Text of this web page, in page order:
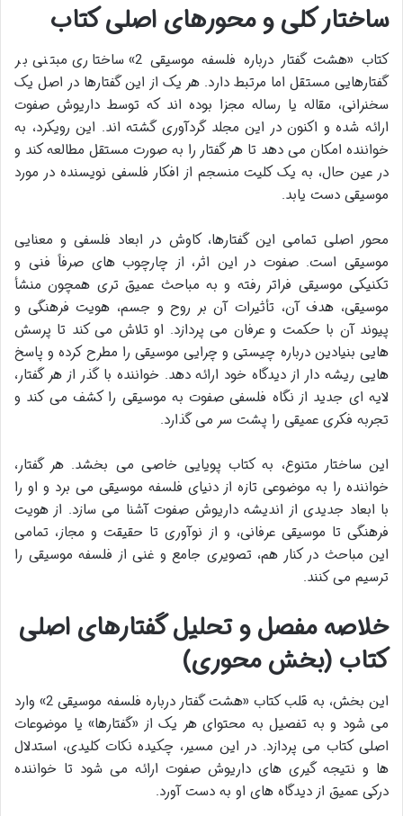
ساختار کلی و محورهای اصلی کتاب
کتاب «هشت گفتار درباره فلسفه موسیقی 2» ساختاری مبتنی بر
گفتارهایی مستقل اما مرتبط دارد. هر یک از این گفتارها در اصل یک
سخنرانی، مقاله یا رساله مجزا بوده اند که توسط داریوش صفوت
ارائه شده و اکنون در این مجلد گردآوری گشته اند. این رویکرد، به
خواننده امکان می دهد تا هر گفتار را به صورت مستقل مطالعه کند و
در عین حال، به یک کلیت منسجم از افکار فلسفی نویسنده در مورد
موسیقی دست یابد.
محور اصلی تمامی این گفتارها، کاوش در ابعاد فلسفی و معنایی
موسیقی است. صفوت در این اثر، از چارچوب های صرفاً فنی و
تکنیکی موسیقی فراتر رفته و به مباحث عمیق تری همچون منشأ
موسیقی، هدف آن، تأثیرات آن بر روح و جسم، هویت فرهنگی و
پیوند آن با حکمت و عرفان می پردازد. او تلاش می کند تا پرسش
هایی بنیادین درباره چیستی و چرایی موسیقی را مطرح کرده و پاسخ
هایی ریشه دار از دیدگاه خود ارائه دهد. خواننده با گذر از هر گفتار،
لایه ای جدید از نگاه فلسفی صفوت به موسیقی را کشف می کند و
تجربه فکری عمیقی را پشت سر می گذارد.
این ساختار متنوع، به کتاب پویایی خاصی می بخشد. هر گفتار،
خواننده را به موضوعی تازه از دنیای فلسفه موسیقی می برد و او را
با ابعاد جدیدی از اندیشه داریوش صفوت آشنا می سازد. از هویت
فرهنگی تا موسیقی عرفانی، و از نوآوری تا حقیقت و مجاز، تمامی
این مباحث در کنار هم، تصویری جامع و غنی از فلسفه موسیقی را
ترسیم می کنند.
خلاصه مفصل و تحلیل گفتارهای اصلی
کتاب (بخش محوری)
این بخش، به قلب کتاب «هشت گفتار درباره فلسفه موسیقی 2» وارد
می شود و به تفصیل به محتوای هر یک از «گفتارها» یا موضوعات
اصلی کتاب می پردازد. در این مسیر، چکیده نکات کلیدی، استدلال
ها و نتیجه گیری های داریوش صفوت ارائه می شود تا خواننده
درکی عمیق از دیدگاه های او به دست آورد.